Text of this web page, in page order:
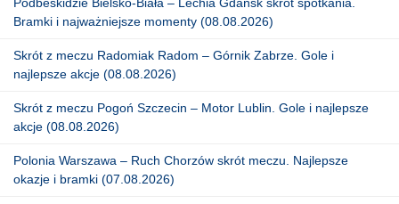
Bramki i najważniejsze momenty (08.08.2026)
Skrót z meczu Radomiak Radom – Górnik Zabrze. Gole i
najlepsze akcje (08.08.2026)
Skrót z meczu Pogoń Szczecin – Motor Lublin. Gole i najlepsze
akcje (08.08.2026)
Polonia Warszawa – Ruch Chorzów skrót meczu. Najlepsze
okazje i bramki (07.08.2026)